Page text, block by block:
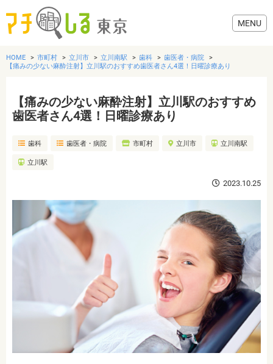
グルメ
美容・健康
おでかけ
HOME 市町村 立川市 立川南駅 歯科
歯医者・病院
【痛みの少ない麻酔注射】立川駅のおすすめ歯医者さん4選！日曜診療あり
【痛みの少ない麻酔注射】立川駅のおすすめ
歯医者さん4選！日曜診療あり
歯科 歯医者・病院 市町村 立川市 立川南駅
立川駅
2023.10.25